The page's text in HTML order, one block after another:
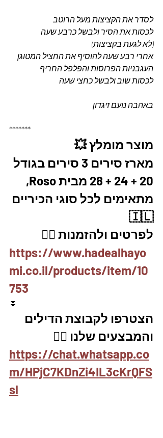
לסדר את הקציצות מעל הרוטב
לכסות את הסיר ולבשל כרבע שעה
(לא לגעת בקציצות)
אחרי רבע שעה להוסיף את החציל המטוגן
העגבניות הפרוסות והפלפל החריף
לכסות שוב ולבשל כחצי שעה
באהבה נועם זיגדון
*******
מוצר מומלץ 💥
מארז סירים 3 סירים בגודל
20 + 24 + 28 מבית Roso,
מתאימים לכל סוגי הכיריים
🇮🇱
לפרטים ולהזמנות 👇🏼
https://www.hadealhayo
mi.co.il/products/item/10
753
⏬
הצטרפו לקבוצת הדילים
והמבצעים שלנו 👇🏽
https://chat.whatsapp.co
m/HPjC7KDnZi4IL3cKrQFS
sl